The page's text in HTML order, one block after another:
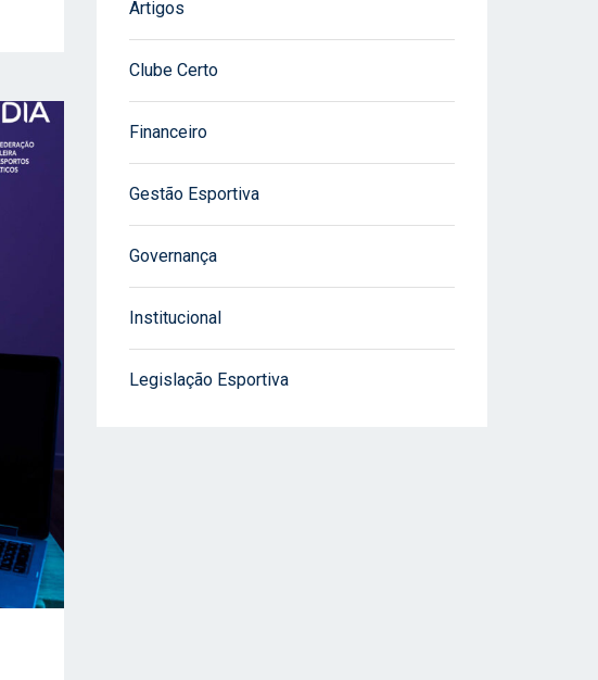
Artigos
Clube Certo
Financeiro
Gestão Esportiva
Governança
Institucional
Legislação Esportiva